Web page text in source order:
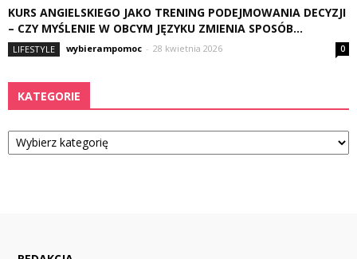
KURS ANGIELSKIEGO JAKO TRENING PODEJMOWANIA DECYZJI
– CZY MYŚLENIE W OBCYM JĘZYKU ZMIENIA SPOSÓB...
LIFESTYLE wybierampomoc - 28 kwietnia 2026 0
KATEGORIE
Kategorie